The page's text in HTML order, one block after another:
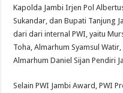
Kapolda Jambi Irjen Pol
Sukandar, dan Bupati Tanjung
dari dari internal PWI, yaitu
Toha, Almarhum Syamsul
Almarhum Daniel Sijan Pendiri
Selain PWI Jambi Award, PWI